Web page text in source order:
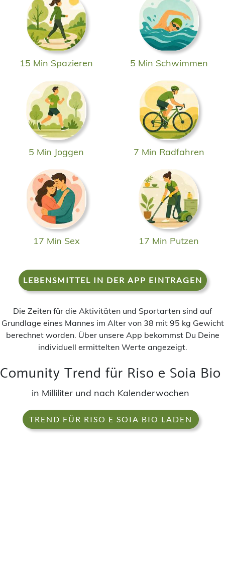
15 Min Spazieren 5 Min Schwimmen
5 Min Joggen 7 Min Radfahren
17 Min Sex 17 Min Putzen
LEBENSMITTEL IN DER APP EINTRAGEN
Die Zeiten für die Aktivitäten und Sportarten sind auf
Grundlage eines Mannes im Alter von 38 mit 95 kg Gewicht
berechnet worden. Über unsere App bekommst Du Deine
individuell ermittelten Werte angezeigt.
Comunity Trend für Riso e Soia Bio
in Milliliter und nach Kalenderwochen
TREND FÜR RISO E SOIA BIO LADEN